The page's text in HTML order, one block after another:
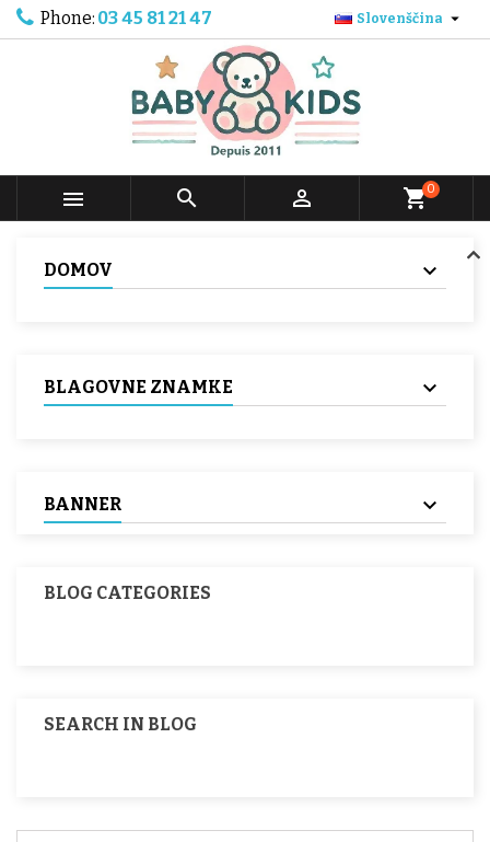
Phone: 03 45 81 21 47 Slovenščina 
   shopping_cart0
DOMOV
BLAGOVNE ZNAMKE
BANNER
BLOG CATEGORIES
SEARCH IN BLOG